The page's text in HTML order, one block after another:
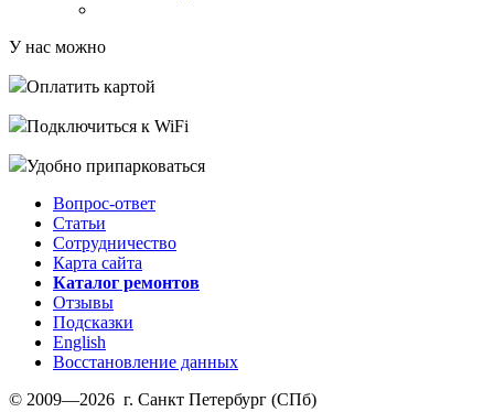
У нас можно
Оплатить картой
Подключиться к WiFi
Удобно припарковаться
Вопрос-ответ
Статьи
Сотрудничество
Карта сайта
Каталог ремонтов
Отзывы
Подсказки
English
Восстановление данных
© 2009—2026 г. Санкт Петербург (СПб)